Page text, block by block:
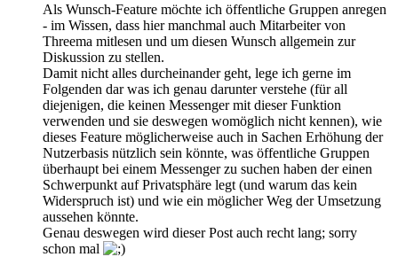
Als Wunsch-Feature möchte ich öffentliche Gruppen anregen
- im Wissen, dass hier manchmal auch Mitarbeiter von
Threema mitlesen und um diesen Wunsch allgemein zur
Diskussion zu stellen.
Damit nicht alles durcheinander geht, lege ich gerne im
Folgenden dar was ich genau darunter verstehe (für all
diejenigen, die keinen Messenger mit dieser Funktion
verwenden und sie deswegen womöglich nicht kennen), wie
dieses Feature möglicherweise auch in Sachen Erhöhung der
Nutzerbasis nützlich sein könnte, was öffentliche Gruppen
überhaupt bei einem Messenger zu suchen haben der einen
Schwerpunkt auf Privatsphäre legt (und warum das kein
Widerspruch ist) und wie ein möglicher Weg der Umsetzung
aussehen könnte.
Genau deswegen wird dieser Post auch recht lang; sorry
schon mal